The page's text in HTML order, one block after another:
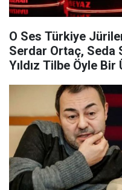
O Ses Türkiye
Serdar Ortaç, Seda
Yıldız Tilbe Öyle